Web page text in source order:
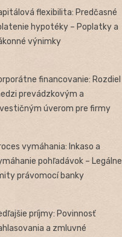
flexibilita: Predčasné
hypotéky – Poplatky a
výnimky
financovanie: Rozdiel
prevádzkovým a
úverom pre firmy
vymáhania: Inkaso a
pohľadávok – Legálne
právomocí banky
príjmy: Povinnosť
a zmluvné